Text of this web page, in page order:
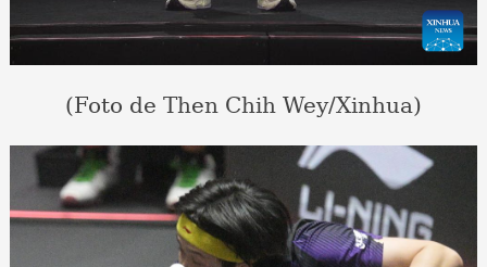
(Foto de Then Chih Wey/Xinhua)